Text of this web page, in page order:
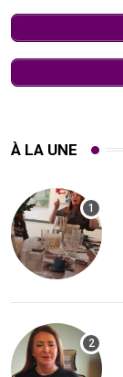
À LA UNE